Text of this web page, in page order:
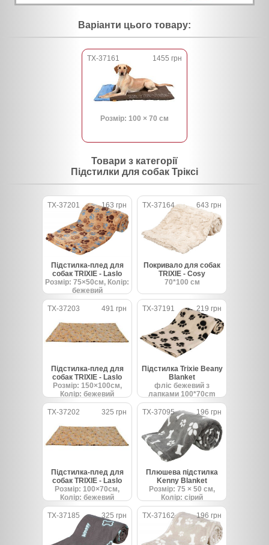
Варіанти цього товару:
TX-37161 1455 грн
Розмір: 100 × 70 см
Товари з категорії
Підстилки для собак Тріксі
TX-37201 163 грн
Підстилка-плед для
собак TRIXIE - Laslo
Розмір: 75×50см, Колір:
бежевий
TX-37164 643 грн
Покривало для собак
TRIXIE - Cosy
70*100 см
TX-37203 491 грн
Підстилка-плед для
собак TRIXIE - Laslo
Розмір: 150×100см,
Колір: бежевий
TX-37191 219 грн
Підстилка Trixie Beany
Blanket
фліс бежевий з
лапками 100*70cm
TX-37202 325 грн
Підстилка-плед для
собак TRIXIE - Laslo
Розмір: 100×70см,
Колір: бежевий
TX-37095 196 грн
Плюшева підстилка
Kenny Blanket
Розмір: 75 × 50 см,
Колір: сірий
TX-37185 325 грн TX-37162 196 грн